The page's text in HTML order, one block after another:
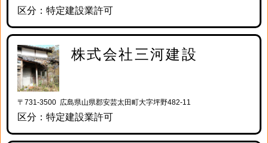
区分：特定建設業許可
株式会社三河建設
〒731-3500 広島県山県郡安芸太田町大字坪野482-11
区分：特定建設業許可